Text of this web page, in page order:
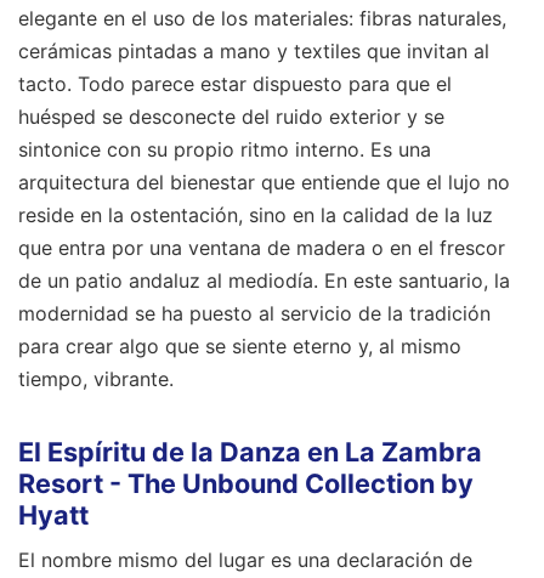
elegante en el uso de los materiales: fibras naturales,
cerámicas pintadas a mano y textiles que invitan al
tacto. Todo parece estar dispuesto para que el
huésped se desconecte del ruido exterior y se
sintonice con su propio ritmo interno. Es una
arquitectura del bienestar que entiende que el lujo no
reside en la ostentación, sino en la calidad de la luz
que entra por una ventana de madera o en el frescor
de un patio andaluz al mediodía. En este santuario, la
modernidad se ha puesto al servicio de la tradición
para crear algo que se siente eterno y, al mismo
tiempo, vibrante.
El Espíritu de la Danza en La Zambra
Resort - The Unbound Collection by
Hyatt
El nombre mismo del lugar es una declaración de